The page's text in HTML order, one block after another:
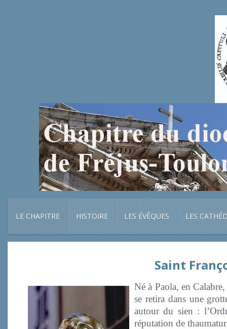
LE CHAPITRE HISTOIRE LES ÉVÊQUES LES
Saint
Né à Paola, en
se retira dans une
autour du sien :
réputation de